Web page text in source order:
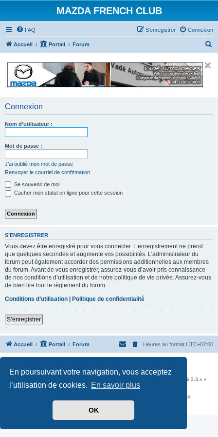
En poursuivant votre navigation, vous acceptez
l’utilisation de cookies. En savoir plus
OK
MAZDA FRENCH CLUB
FAQ Connexion
S’enregistrer
Accueil Portail Forum
c
Connexion
Nom d’utilisateur :
Mot de passe :
J’ai oublié mon mot de passe
Renvoyer le courriel de confirmation
Se souvenir de moi
Cacher mon statut en ligne pour cette session
S’ENREGISTRER
Vous devez être enregistré pour vous connecter. L’enregistrement ne prend
que quelques secondes et augmente vos possibilités. L’administrateur du
forum peut également accorder des permissions additionnelles aux membres
du forum. Avant de vous enregistrer, assurez-vous d’avoir pris connaissance
de nos conditions d’utilisation et de notre politique de vie privée. Assurez-vous
de bien lire tout le règlement du forum.
Conditions d’utilisation
Politique de confidentialité
S’enregistrer
Accueil Portail Forum Heures au format UTC+02:00
Traduit parphpBB-fr.com
: « Traductions d'extensions & styles pour phpBB 3.2.x & 3.3.x »
Forum hébergé par les services d’Infomaniak Network SA
Avenue de la Praille, 26 - 1227 Carouge - Suisse - tél +41 22 820 35 44